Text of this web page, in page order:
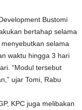
Bustomi
bertahap selama
selama
waktu hingga 3 hari
“Modul tersebut
ujar Tomi, Rabu
KPC juga melibakan